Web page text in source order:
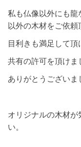
私も仏像以外にも龍
以外の木材をご依頼
目利きも満足して頂
共有の許可を頂けま
ありがとうございま
オリジナルの木材が
い。